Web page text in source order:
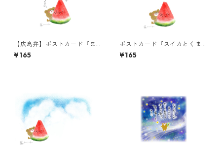
【広島弁】ポストカード『ま
ぁそがにあせらんと』
¥165
ポストカード『スイカとくま
ちゃん』
¥165